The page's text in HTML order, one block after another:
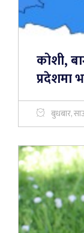
कोशी,
प्रदेशमा
बुधबार,